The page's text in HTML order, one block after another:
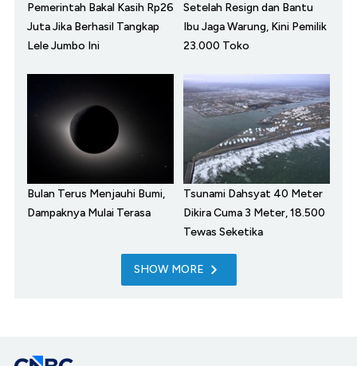
Pemerintah Bakal Kasih Rp26
Juta Jika Berhasil Tangkap
Lele Jumbo Ini
Setelah Resign dan Bantu
Ibu Jaga Warung, Kini Pemilik
23.000 Toko
Bulan Terus Menjauhi Bumi,
Dampaknya Mulai Terasa
Tsunami Dahsyat 40 Meter
Dikira Cuma 3 Meter, 18.500
Tewas Seketika
SHOW MORE